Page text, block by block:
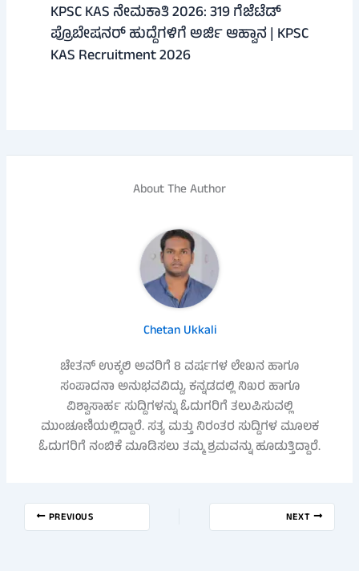
KPSC KAS ನೇಮಕಾತಿ 2026: 319 ಗೆಜೆಟೆಡ್
ಪ್ರೊಬೇಷನರ್ ಹುದ್ದೆಗಳಿಗೆ ಅರ್ಜಿ ಆಹ್ವಾನ | KPSC
KAS Recruitment 2026
About The Author
Chetan Ukkali
ಚೇತನ್ ಉಕ್ಕಲಿ ಅವರಿಗೆ 8 ವರ್ಷಗಳ ಲೇಖನ ಹಾಗೂ
ಸಂಪಾದನಾ ಅನುಭವವಿದ್ದು, ಕನ್ನಡದಲ್ಲಿ ನಿಖರ ಹಾಗೂ
ವಿಶ್ವಾಸಾರ್ಹ ಸುದ್ದಿಗಳನ್ನು ಓದುಗರಿಗೆ ತಲುಪಿಸುವಲ್ಲಿ
ಮುಂಚೂಣಿಯಲ್ಲಿದ್ದಾರೆ. ಸತ್ಯ ಮತ್ತು ನಿರಂತರ ಸುದ್ದಿಗಳ ಮೂಲಕ
ಓದುಗರಿಗೆ ನಂಬಿಕೆ ಮೂಡಿಸಲು ತಮ್ಮ ಶ್ರಮವನ್ನು ಹೂಡುತ್ತಿದ್ದಾರೆ.
PREVIOUS NEXT